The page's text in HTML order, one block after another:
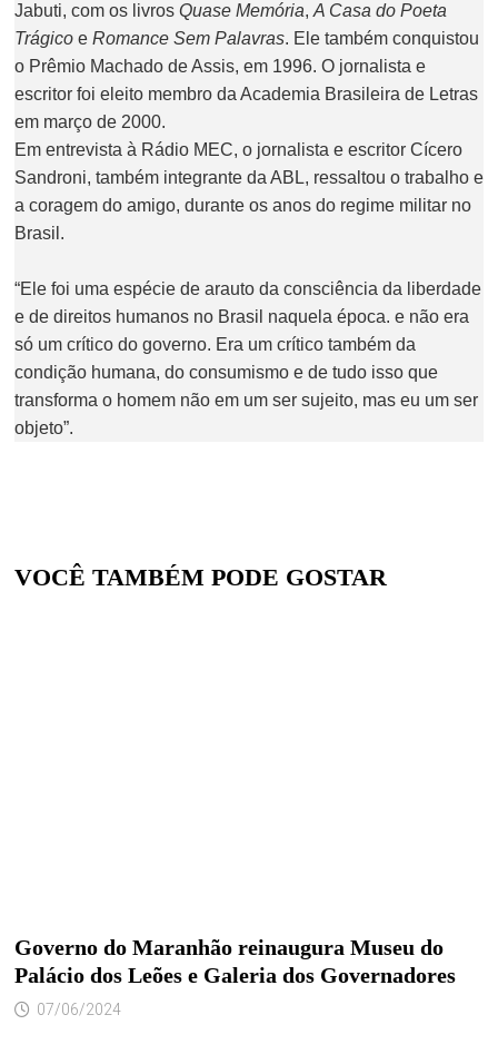
Jabuti, com os livros Quase Memória, A Casa do Poeta
Trágicoe Romance Sem Palavras. Ele também conquistou
o Prêmio Machado de Assis, em 1996. O jornalista e
escritor foi eleito membro da Academia Brasileira de Letras
em março de 2000.
Em entrevista à Rádio MEC, o jornalista e escritor Cícero
Sandroni, também integrante da ABL, ressaltou o trabalho e
a coragem do amigo, durante os anos do regime militar no
Brasil.
“Ele foi uma espécie de arauto da consciência da liberdade
e de direitos humanos no Brasil naquela época. e não era
só um crítico do governo. Era um crítico também da
condição humana, do consumismo e de tudo isso que
transforma o homem não em um ser sujeito, mas eu um ser
objeto”.
VOCÊ TAMBÉM PODE GOSTAR
Governo do Maranhão reinaugura Museu do
Palácio dos Leões e Galeria dos Governadores
07/06/2024